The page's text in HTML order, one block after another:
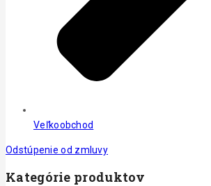
Veľkoobchod
Odstúpenie od zmluvy
Kategórie produktov